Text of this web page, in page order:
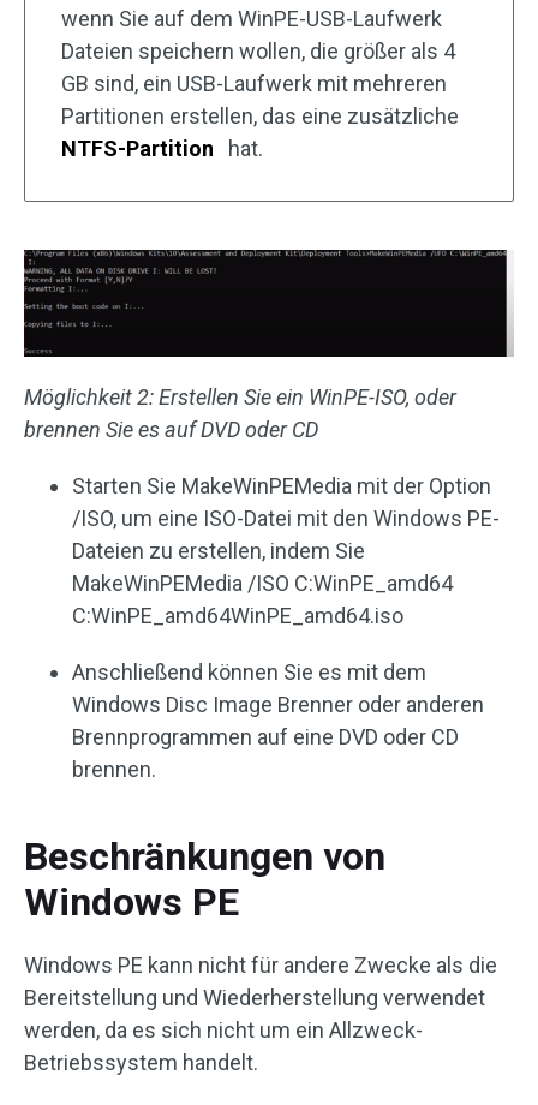
wenn Sie auf dem WinPE-USB-Laufwerk
Dateien speichern wollen, die größer als 4
GB sind, ein USB-Laufwerk mit mehreren
Partitionen erstellen, das eine zusätzliche
NTFS-Partition
hat.
Möglichkeit 2: Erstellen Sie ein WinPE-ISO, oder
brennen Sie es auf DVD oder CD
Starten Sie MakeWinPEMedia mit der Option
/ISO, um eine ISO-Datei mit den Windows PE-
Dateien zu erstellen, indem Sie
MakeWinPEMedia /ISO C:WinPE_amd64
C:WinPE_amd64WinPE_amd64.iso
Anschließend können Sie es mit dem
Windows Disc Image Brenner oder anderen
Brennprogrammen auf eine DVD oder CD
brennen.
Beschränkungen von
Windows PE
Windows PE kann nicht für andere Zwecke als die
Bereitstellung und Wiederherstellung verwendet
werden, da es sich nicht um ein Allzweck-
Betriebssystem handelt.